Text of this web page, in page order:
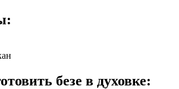
безе в духовке: